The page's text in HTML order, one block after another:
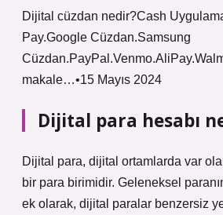
Dijital cüzdan nedir?Cash
Pay.Google Cüzdan.Samsung
makale…•15 Mayıs 2024
Dijital para hesabı
Dijital para, dijital ortamlarda var
bir para birimidir. Geleneksel
ek olarak, dijital paralar benzersiz